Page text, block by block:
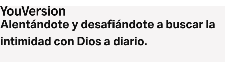
Alentándote y desafiándote a buscar la
intimidad con Dios a diario.